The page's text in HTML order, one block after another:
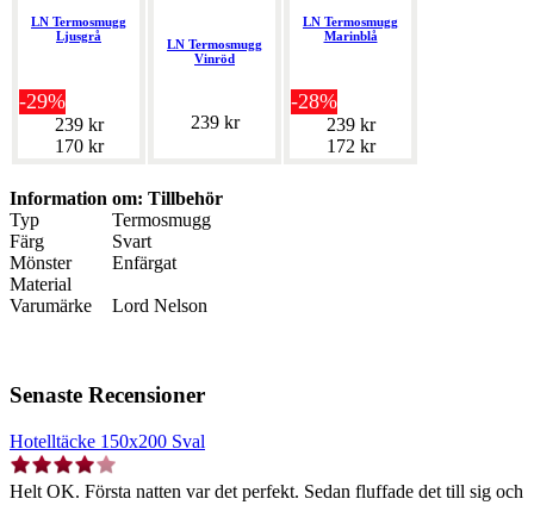
LN Termosmugg
Ljusgrå
-29%
239 kr
170 kr
LN Termosmugg
Vinröd
239 kr
LN Termosmugg
Marinblå
-28%
239 kr
172 kr
Information om: Tillbehör
Typ
Termosmugg
Färg
Svart
Mönster
Enfärgat
Material
Varumärke
Lord Nelson
Senaste Recensioner
Hotelltäcke 150x200 Sval
Helt OK. Första natten var det perfekt. Sedan fluffade det till sig och